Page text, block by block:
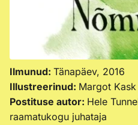
Ilmunud: Tänapäev, 2016
Illustreerinud: Margot Kask
Postituse autor: Hele
raamatukogu juhataja